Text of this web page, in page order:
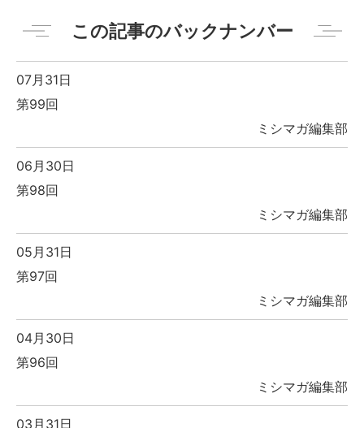
この記事のバックナンバー
07月31日
第99回
ミシマガ編集部
06月30日
第98回
ミシマガ編集部
05月31日
第97回
ミシマガ編集部
04月30日
第96回
ミシマガ編集部
03月31日